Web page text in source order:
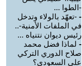
-الطوا ...
- -تعهّد بالولاء وتدخل
في الملفات الأمنية-..
رئيس ديوان نتنياه ...
- لماذا فضل محمد
صلاح الدوري التركي
على السعودي؟